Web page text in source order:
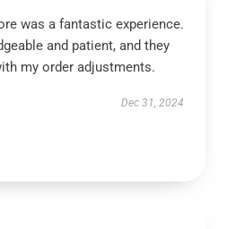
was a fantastic experience.
and patient, and they
my order adjustments.
Dec 31, 2024